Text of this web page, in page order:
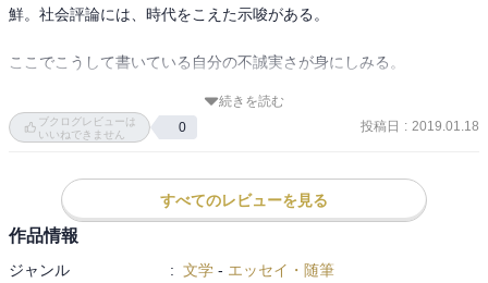
鮮。社会評論には、時代をこえた示唆がある。
ここでこうして書いている自分の不誠実さが身にしみる。
自分自身を見つめなおすこと、寛容であること、”真実”に向き合うこ
と。その難しさと大切さを教えてくれる。
続きを読む
ブクログレビューは
いいねできません
0 投稿日 : 2019.01.18
すべてのレビューを見る
作品情報
ジャンル : 文学 - エッセイ・随筆